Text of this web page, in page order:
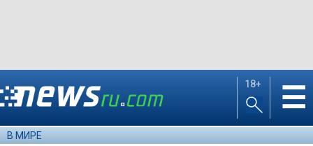
18+ ☰
В МИРЕ